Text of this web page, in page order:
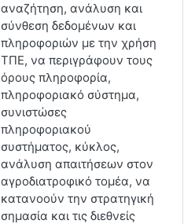
αναζήτηση, ανάλυση και
σύνθεση δεδομένων και
πληροφοριών με την χρήση
ΤΠΕ, να περιγράφουν τους
όρους πληροφορία,
πληροφοριακό σύστημα,
συνιστώσες
πληροφοριακού
συστήματος, κύκλος,
ανάλυση απαιτήσεων στον
αγροδιατροφικό τομέα, να
κατανοούν την στρατηγική
σημασία και τις διεθνείς